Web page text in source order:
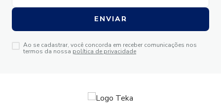
ENVIAR
Ao se cadastrar, você concorda em receber comunicações nos
termos da nossa política de privacidade